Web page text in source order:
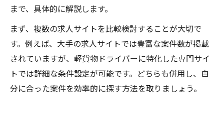
まで、具体的に解説します。
まず、複数の求人サイトを比較検討することが大切で
す。例えば、大手の求人サイトでは豊富な案件数が掲載
されていますが、軽貨物ドライバーに特化した専門サイ
トでは詳細な条件設定が可能です。どちらも併用し、自
分に合った案件を効率的に探す方法を取りましょう。